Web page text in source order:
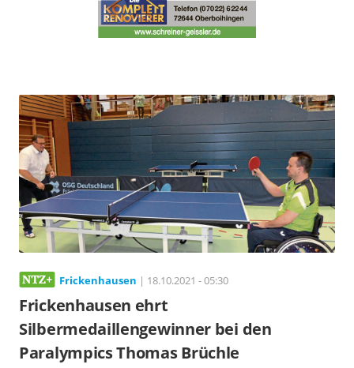
Frickenhausen | 18.10.2021 - 05:30
Frickenhausen ehrt
Silbermedaillengewinner bei den
Paralympics Thomas Brüchle